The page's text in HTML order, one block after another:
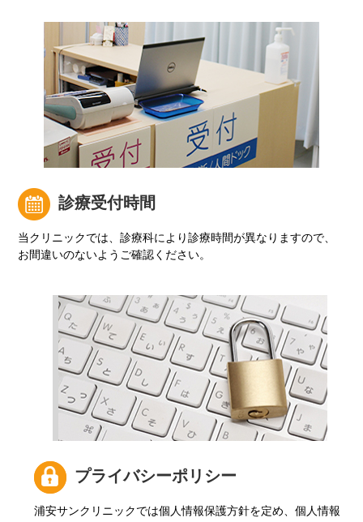
診療受付時間
当クリニックでは、診療科により診療時間が異なりますので、
お間違いのないようご確認ください。
プライバシーポリシー
浦安サンクリニックでは個人情報保護方針を定め、個人情報